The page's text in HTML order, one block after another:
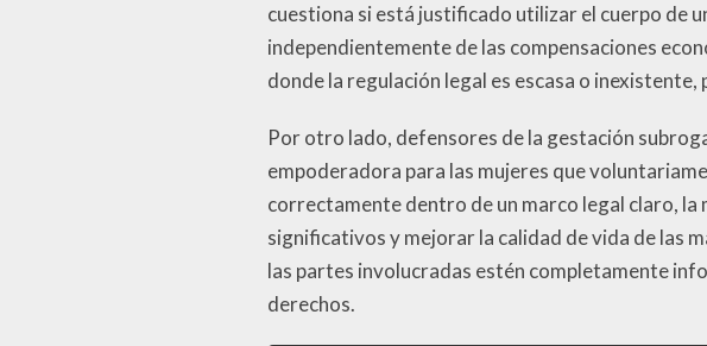
cuestiona si está justificado utilizar el cuerpo de
independientemente de las compensaciones
donde la regulación legal es escasa o
Por otro lado, defensores de la gestación
empoderadora para las mujeres que
correctamente dentro de un marco legal claro,
significativos y mejorar la calidad de vida de las
las partes involucradas estén completamente
derechos.